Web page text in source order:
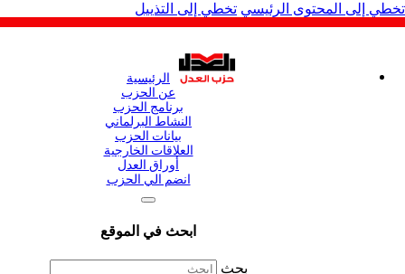
المحتوى الرئيسي تخطي إلى التذييل
الرئيسية
عن الحزب
برنامج الحزب
النشاط البرلماني
بيانات الحزب
العلاقات الخارجية
أوراق العدل
انضم الي الحزب
ابحث في الموقع